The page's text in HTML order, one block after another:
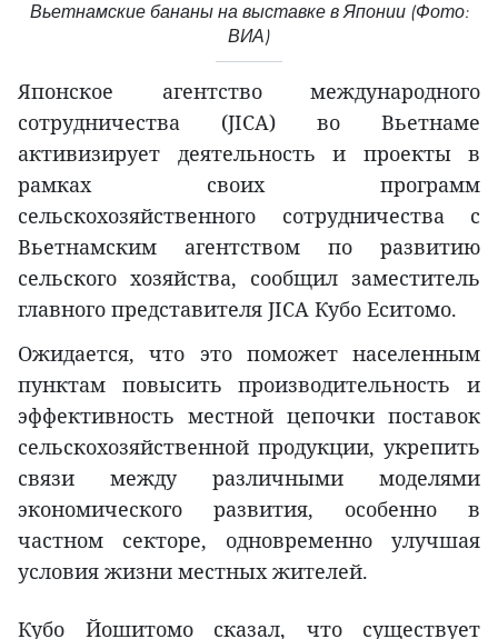
Вьетнамские бананы на выставке в Японии (Фото:
ВИА)
Японское агентство международного
сотрудничества (JICA) во Вьетнаме
активизирует деятельность и проекты в
рамках своих программ
сельскохозяйственного сотрудничества с
Вьетнамским агентством по развитию
сельского хозяйства, сообщил заместитель
главного представителя JICA Кубо Еситомо.
Ожидается, что это поможет населенным
пунктам повысить производительность и
эффективность местной цепочки поставок
сельскохозяйственной продукции, укрепить
связи между различными моделями
экономического развития, особенно в
частном секторе, одновременно улучшая
условия жизни местных жителей.
Кубо Йошитомо сказал, что существует